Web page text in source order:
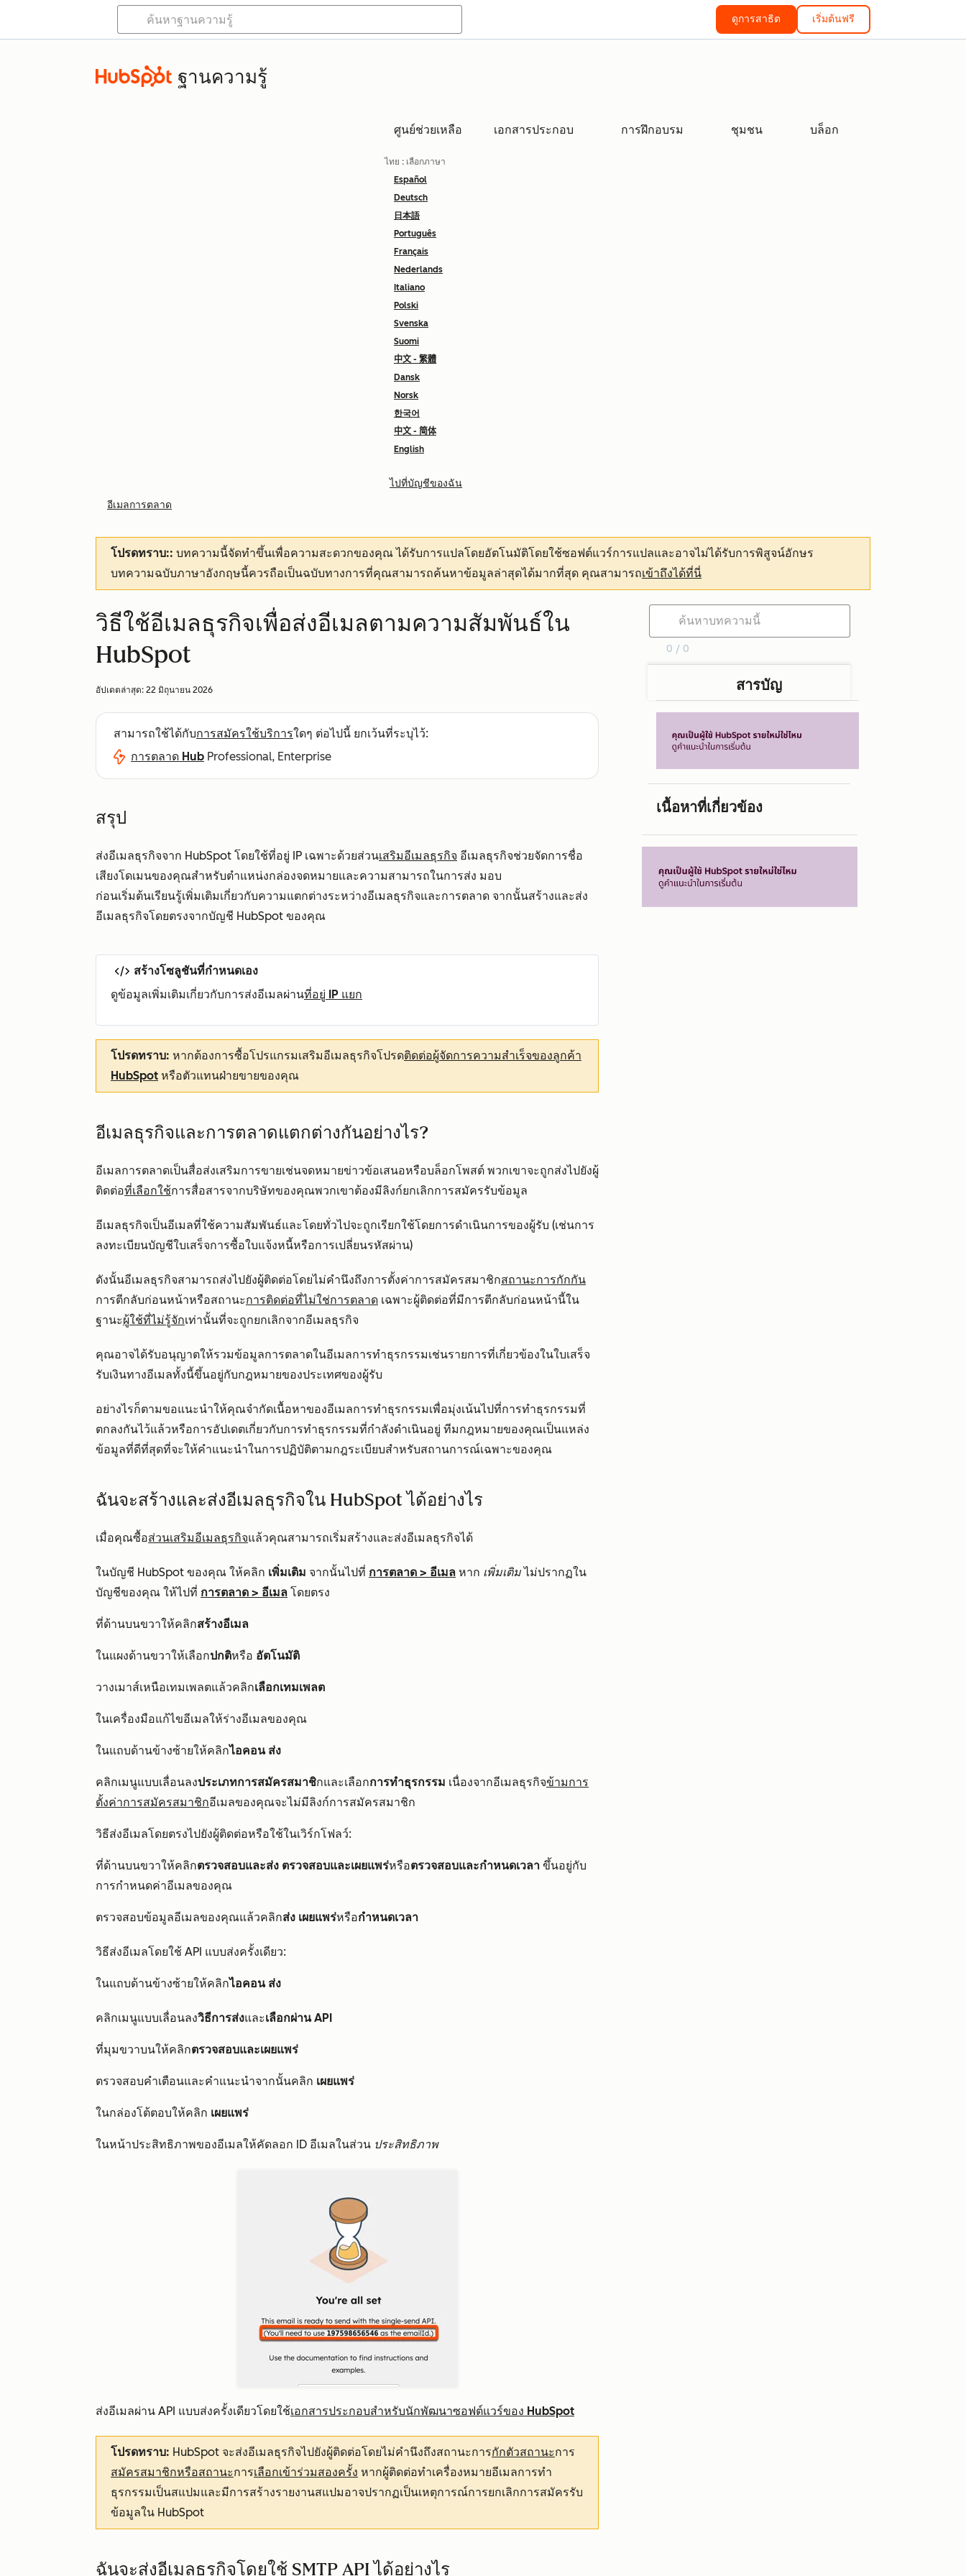
ดูการสาธิต เริ่มต้นฟรี
ฐานความรู้
ศูนย์ช่วยเหลือ เอกสารประกอบ การฝึกอบรม ชุมชน บล็อก
ไทย : เลือกภาษา
Español
Deutsch
日本語
Português
Français
Nederlands
Italiano
Polski
Svenska
Suomi
中文 - 繁體
Dansk
Norsk
한국어
中文 - 简体
English
ไปที่บัญชีของฉัน
อีเมลการตลาด
โปรดทราบ:: บทความนี้จัดทำขึ้นเพื่อความสะดวกของคุณได้รับการแปลโดยอัตโนมัติโดยใช้ซอฟต์แวร์การแปลและอาจไม่ได้รับการพิสูจน์อักษร
บทความฉบับภาษาอังกฤษนี้ควรถือเป็นฉบับทางการที่คุณสามารถค้นหาข้อมูลล่าสุดได้มากที่สุด คุณสามารถเข้าถึงได้ที่นี่
วิธีใช้อีเมลธุรกิจเพื่อส่งอีเมลตามความสัมพันธ์ใน
HubSpot
อัปเดตล่าสุด: 22 มิถุนายน 2026
สามารถใช้ได้กับการสมัครใช้บริการใดๆ ต่อไปนี้ ยกเว้นที่ระบุไว้:
การตลาด Hub Professional, Enterprise
สรุป
ส่งอีเมลธุรกิจจาก HubSpot โดยใช้ที่อยู่ IP เฉพาะด้วยส่วนเสริมอีเมลธุรกิจ อีเมลธุรกิจช่วยจัดการชื่อ
เสียงโดเมนของคุณสำหรับตำแหน่งกล่องจดหมายและความสามารถในการส่ง มอบ
ก่อนเริ่มต้นเรียนรู้เพิ่มเติมเกี่ยวกับความแตกต่างระหว่างอีเมลธุรกิจและการตลาด จากนั้นสร้างและส่ง
อีเมลธุรกิจโดยตรงจากบัญชี HubSpot ของคุณ
สร้างโซลูชันที่กำหนดเอง
ดูข้อมูลเพิ่มเติมเกี่ยวกับการส่งอีเมลผ่านที่อยู่ IP แยก
โปรดทราบ: หากต้องการซื้อโปรแกรมเสริมอีเมลธุรกิจโปรดติดต่อผู้จัดการความสำเร็จของลูกค้า
HubSpot หรือตัวแทนฝ่ายขายของคุณ
อีเมลธุรกิจและการตลาดแตกต่างกันอย่างไร?
อีเมลการตลาดเป็นสื่อส่งเสริมการขายเช่นจดหมายข่าวข้อเสนอหรือบล็อกโพสต์ พวกเขาจะถูกส่งไปยังผู้
ติดต่อที่เลือกใช้การสื่อสารจากบริษัทของคุณพวกเขาต้องมีลิงก์ยกเลิกการสมัครรับข้อมูล
อีเมลธุรกิจเป็นอีเมลที่ใช้ความสัมพันธ์และโดยทั่วไปจะถูกเรียกใช้โดยการดำเนินการของผู้รับ (เช่นการ
ลงทะเบียนบัญชีใบเสร็จการซื้อใบแจ้งหนี้หรือการเปลี่ยนรหัสผ่าน)
ดังนั้นอีเมลธุรกิจสามารถส่งไปยังผู้ติดต่อโดยไม่คำนึงถึงการตั้งค่าการสมัครสมาชิกสถานะการกักกัน
การตีกลับก่อนหน้าหรือสถานะการติดต่อที่ไม่ใช่การตลาด เฉพาะผู้ติดต่อที่มีการตีกลับก่อนหน้านี้ใน
ฐานะผู้ใช้ที่ไม่รู้จักเท่านั้นที่จะถูกยกเลิกจากอีเมลธุรกิจ
คุณอาจได้รับอนุญาตให้รวมข้อมูลการตลาดในอีเมลการทำธุรกรรมเช่นรายการที่เกี่ยวข้องในใบเสร็จ
รับเงินทางอีเมลทั้งนี้ขึ้นอยู่กับกฎหมายของประเทศของผู้รับ
อย่างไรก็ตามขอแนะนำให้คุณจำกัดเนื้อหาของอีเมลการทำธุรกรรมเพื่อมุ่งเน้นไปที่การทำธุรกรรมที่
ตกลงกันไว้แล้วหรือการอัปเดตเกี่ยวกับการทำธุรกรรมที่กำลังดำเนินอยู่ ทีมกฎหมายของคุณเป็นแหล่ง
ข้อมูลที่ดีที่สุดที่จะให้คำแนะนำในการปฏิบัติตามกฎระเบียบสำหรับสถานการณ์เฉพาะของคุณ
ฉันจะสร้างและส่งอีเมลธุรกิจใน HubSpot ได้อย่างไร
เมื่อคุณซื้อส่วนเสริมอีเมลธุรกิจแล้วคุณสามารถเริ่มสร้างและส่งอีเมลธุรกิจได้
ในบัญชี HubSpot ของคุณ ให้คลิก เพิ่มเติม จากนั้นไปที่ การตลาด > อีเมล หาก เพิ่มเติมไม่ปรากฏใน
บัญชีของคุณ ให้ไปที่ การตลาด > อีเมล โดยตรง
ที่ด้านบนขวาให้คลิกสร้างอีเมล
ในแผงด้านขวาให้เลือกปกติหรือ อัตโนมัติ
วางเมาส์เหนือเทมเพลตแล้วคลิกเลือกเทมเพลต
ในเครื่องมือแก้ไขอีเมลให้ร่างอีเมลของคุณ
ในแถบด้านข้างซ้ายให้คลิกไอคอน ส่ง
คลิกเมนูแบบเลื่อนลงประเภทการสมัครสมาชิกและเลือกการทำธุรกรรม เนื่องจากอีเมลธุรกิจข้ามการ
ตั้งค่าการสมัครสมาชิกอีเมลของคุณจะไม่มีลิงก์การสมัครสมาชิก
วิธีส่งอีเมลโดยตรงไปยังผู้ติดต่อหรือใช้ในเวิร์กโฟลว์:
ที่ด้านบนขวาให้คลิกตรวจสอบและส่ง ตรวจสอบและเผยแพร่หรือตรวจสอบและกำหนดเวลา ขึ้นอยู่กับ
การกำหนดค่าอีเมลของคุณ
ตรวจสอบข้อมูลอีเมลของคุณแล้วคลิกส่ง เผยแพร่หรือกำหนดเวลา
วิธีส่งอีเมลโดยใช้ API แบบส่งครั้งเดียว:
ในแถบด้านข้างซ้ายให้คลิกไอคอน ส่ง
คลิกเมนูแบบเลื่อนลงวิธีการส่งและเลือกผ่าน API
ที่มุมขวาบนให้คลิกตรวจสอบและเผยแพร่
ตรวจสอบคำเตือนและคำแนะนำจากนั้นคลิก เผยแพร่
ในกล่องโต้ตอบให้คลิก เผยแพร่
ในหน้าประสิทธิภาพของอีเมลให้คัดลอก ID อีเมลในส่วน ประสิทธิภาพ
ส่งอีเมลผ่าน API แบบส่งครั้งเดียวโดยใช้เอกสารประกอบสำหรับนักพัฒนาซอฟต์แวร์ของ HubSpot
โปรดทราบ: HubSpot จะส่งอีเมลธุรกิจไปยังผู้ติดต่อโดยไม่คำนึงถึงสถานะการกักตัวสถานะการ
สมัครสมาชิกหรือสถานะการเลือกเข้าร่วมสองครั้ง หากผู้ติดต่อทำเครื่องหมายอีเมลการทำ
ธุรกรรมเป็นสแปมและมีการสร้างรายงานสแปมอาจปรากฏเป็นเหตุการณ์การยกเลิกการสมัครรับ
ข้อมูลใน HubSpot
ฉันจะส่งอีเมลธุรกิจโดยใช้ SMTP API ได้อย่างไร
0 / 0
สารบัญ
เนื้อหาที่เกี่ยวข้อง